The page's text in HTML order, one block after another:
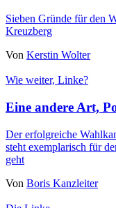
Sieben Gründe für den
Kreuzberg
Von Kerstin Wolter
Wie weiter, Linke?
Eine andere Art,
Der erfolgreiche
steht exemplarisch für
geht
Von Boris Kanzleiter